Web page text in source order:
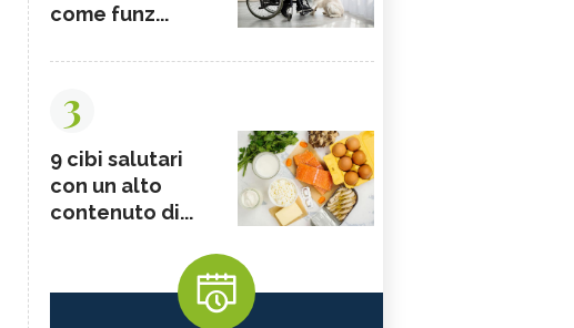
come funz...
3
9 cibi salutari
con un alto
contenuto di...